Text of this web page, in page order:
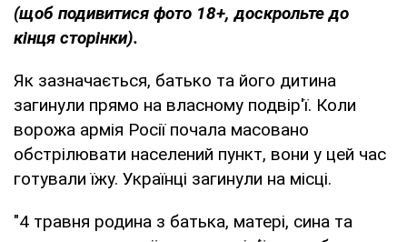
(щоб подивитися фото 18+, доскрольте до
кінця сторінки).
Як зазначається, батько та його дитина
загинули прямо на власному подвір'ї. Коли
ворожа армія Росії почала масовано
обстрілювати населений пункт, вони у цей час
готували їжу. Українці загинули на місці.
"4 травня родина з батька, матері, сина та